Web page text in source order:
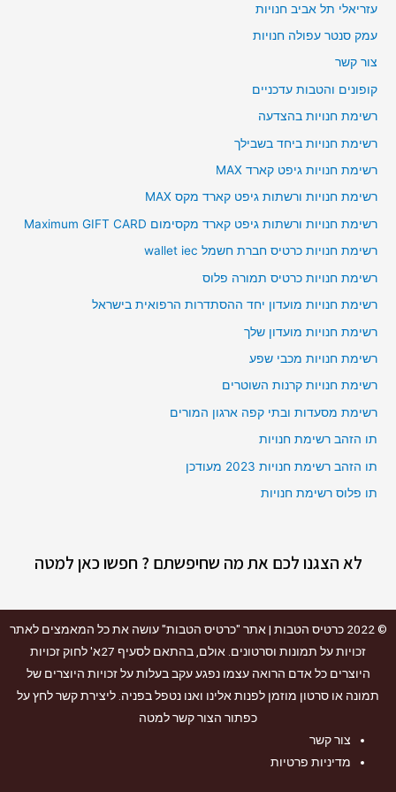
עזריאלי תל אביב חנויות
עמק סנטר עפולה חנויות
צור קשר
קופונים והטבות עדכניים
רשימת חנויות בהצדעה
רשימת חנויות ביחד בשבילך
רשימת חנויות גיפט קארד MAX
רשימת חנויות ורשתות גיפט קארד מקס MAX
רשימת חנויות ורשתות גיפט קארד מקסימום Maximum GIFT CARD
רשימת חנויות כרטיס חברת חשמל wallet iec
רשימת חנויות כרטיס תמורה פלוס
רשימת חנויות מועדון יחד ההסתדרות הרפואית בישראל
רשימת חנויות מועדון שלך
רשימת חנויות מכבי שפע
רשימת חנויות קרנות השוטרים
רשימת מסעדות ובתי קפה ארגון המורים
תו הזהב רשימת חנויות
תו הזהב רשימת חנויות 2023 מעודכן
תו פלוס רשימת חנויות
לא הצגנו לכם את מה שחיפשתם ? חפשו כאן למטה
© 2022 כרטיס הטבות | אתר "כרטיס הטבות" עושה את כל המאמצים לאתר
זכויות על תמונות וסרטונים. אולם, בהתאם לסעיף 27א' לחוק זכויות
היוצרים כל אדם הרואה עצמו נפגע עקב בעלות על זכויות היוצרים של
תמונה או סרטון מוזמן לפנות אלינו ואנו נטפל בפניה. ליצירת קשר לחץ על
כפתור הצור קשר למטה
צור קשר
מדיניות פרטיות